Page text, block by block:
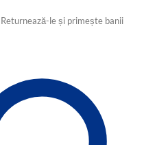
le și primește banii